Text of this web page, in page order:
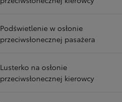
Podświetlenie w osłonie
przeciwsłonecznej pasażera
Lusterko na osłonie
przeciwsłonecznej kierowcy